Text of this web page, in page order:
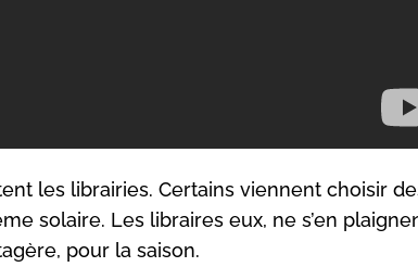
les librairies. Certains viennent choisir
solaire. Les libraires eux, ne s’en
pour la saison.